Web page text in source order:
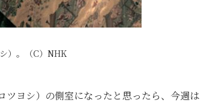
）。（C）NHK
ツヨシ）の側室になったと思ったら、今週は